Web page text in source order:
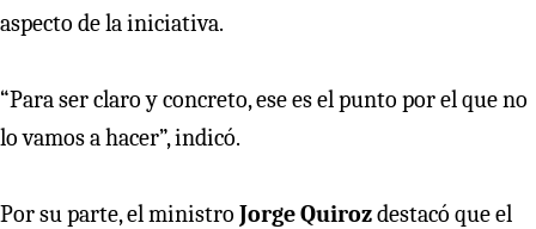
aspecto de la iniciativa.
“Para ser claro y concreto, ese es el punto por el que no
lo vamos a hacer”, indicó.
Por su parte, el ministro Jorge Quirozdestacó que el